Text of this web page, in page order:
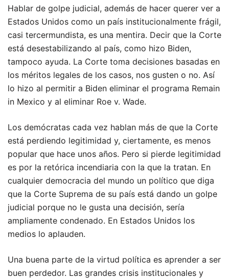
Hablar de golpe judicial, además de hacer querer ver a
Estados Unidos como un país institucionalmente frágil,
casi tercermundista, es una mentira. Decir que la Corte
está desestabilizando al país, como hizo Biden,
tampoco ayuda. La Corte toma decisiones basadas en
los méritos legales de los casos, nos gusten o no. Así
lo hizo al permitir a Biden eliminar el programa Remain
in Mexico y al eliminar Roe v. Wade.
Los demócratas cada vez hablan más de que la Corte
está perdiendo legitimidad y, ciertamente, es menos
popular que hace unos años. Pero si pierde legitimidad
es por la retórica incendiaria con la que la tratan. En
cualquier democracia del mundo un político que diga
que la Corte Suprema de su país está dando un golpe
judicial porque no le gusta una decisión, sería
ampliamente condenado. En Estados Unidos los
medios lo aplauden.
Una buena parte de la virtud política es aprender a ser
buen perdedor. Las grandes crisis institucionales y